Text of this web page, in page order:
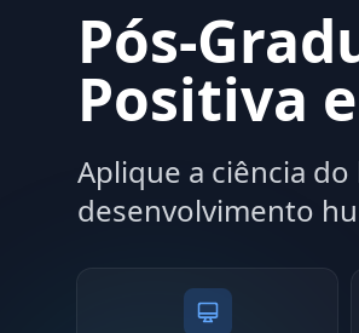
Pós-
Positiva
Aplique a ciência
desenvolvimento